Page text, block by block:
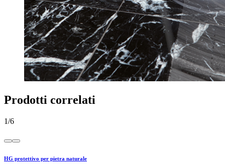
Prodotti correlati
1/6
HG protettivo per pietra naturale